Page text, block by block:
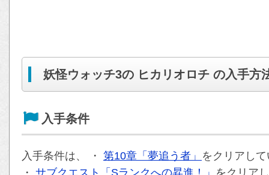
妖怪ウォッチ3の ヒカリオロチ の入手方
入手条件
入手条件は、 ・ 第10章「夢追う者」 をクリアし
・ サブクエスト「Sランクへの昇進！」 をクリア